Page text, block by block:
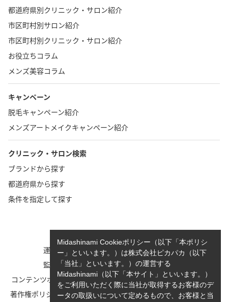
都道府県別クリニック・サロン紹介
市区町村別サロン紹介
市区町村別クリニック・サロン紹介
お役立ちコラム
メンズ美容コラム
キャンペーン
脱毛キャンペーン紹介
メンズアートメイクキャンペーン紹介
クリニック・サロン検索
ブランドから探す
都道府県から探す
条件を指定して探す
運営者情報
執筆者一覧
監修者一覧
cookieポリシーについて
コンテンツポリシーと運営指針
利用規約
著作権ポリシー/免責事項につい
Midashinami 見だしなみプライ
Midashinami Cookieポリシー（以下「本ポリシ
ー」といいます。）は株式会社ピカパカ（以下
「当社」といいます。）の運営する
Midashinami（以下「本サイト」といいます。）
をご利用いただく際に当社が取得するお客様のデ
ータの取扱いについて定めるもので、お客様と当